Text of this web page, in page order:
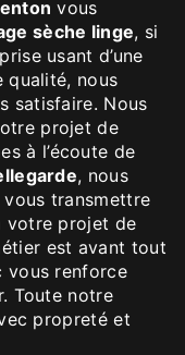
vous
sèche linge, si
usant d’une
qualité, nous
satisfaire. Nous
projet de
à l’écoute de
, nous
transmettre
votre projet de
est avant tout
vous renforce
Toute notre
propreté et